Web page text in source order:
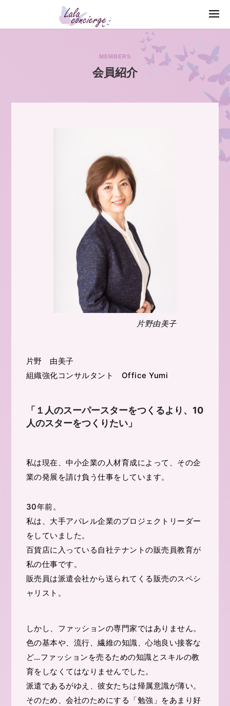
MEMBERS
会員紹介
片野由美子
片野 由美子
組織強化コンサルタント Office Yumi
「１人のスーパースターをつくるより、10
人のスターをつくりたい」
私は現在、中小企業の人材育成によって、その企
業の発展を請け負う仕事をしています。
30年前。
私は、大手アパレル企業のプロジェクトリーダー
をしていました。
百貨店に入っている自社テナントの販売員教育が
私の仕事です。
販売員は派遣会社から送られてくる販売のスペシ
ャリスト。
しかし、ファッションの専門家ではありません。
色の基本や、流行、繊維の知識、心地良い接客な
ど…ファッションを売るための知識とスキルの教
育をしなくてはなりませんでした。
派遣であるがゆえ、彼女たちは帰属意識が薄い。
そのため、会社のためにする「勉強」をあまり好